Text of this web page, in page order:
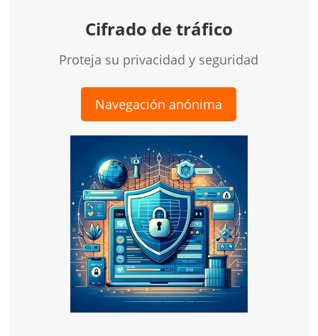
Cifrado de tráfico
Proteja su privacidad y seguridad
Navegación anónima